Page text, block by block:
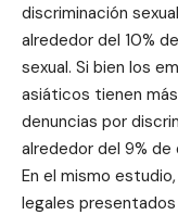
discriminación
alrededor del 10%
sexual. Si bien los
asiáticos tienen
denuncias por
alrededor del 9% de
En el mismo
legales